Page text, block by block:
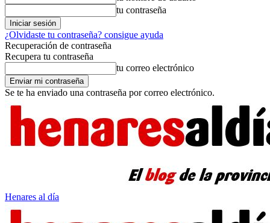
tu contraseña
¿Olvidaste tu contraseña? consigue ayuda
Recuperación de contraseña
Recupera tu contraseña
tu correo electrónico
Se te ha enviado una contraseña por correo electrónico.
Henares al día